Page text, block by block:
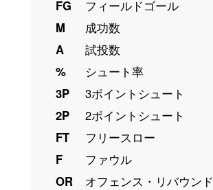
FG
フィールドゴール
M
成功数
A
試投数
%
シュート率
3P
3ポイントシュート
2P
2ポイントシュート
FT
フリースロー
F
ファウル
OR
オフェンス・リバウンド